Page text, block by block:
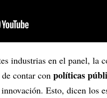
industrias en el panel, la
contar con políticas
Esto, dicen los